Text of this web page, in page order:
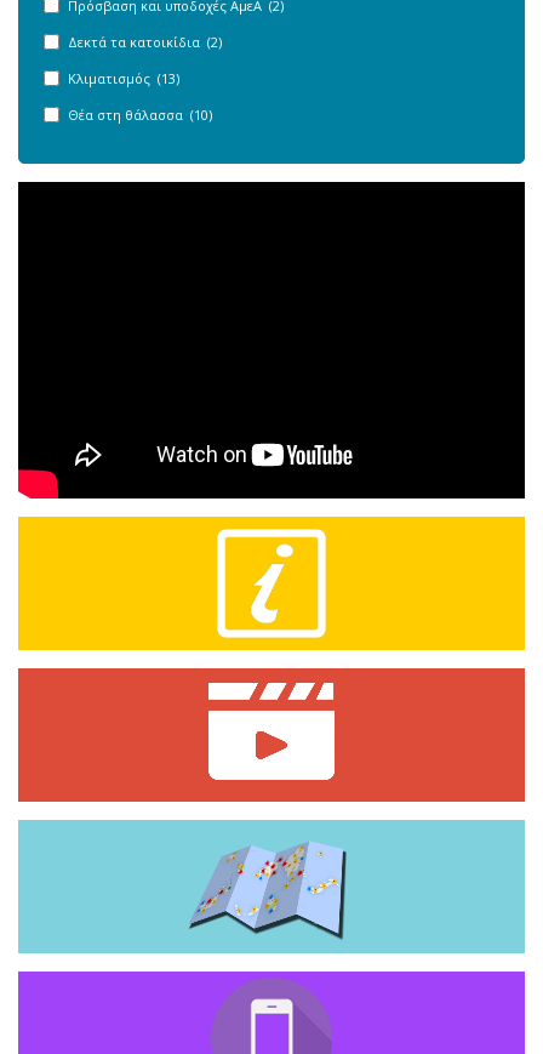
Πρόσβαση και υποδοχές ΑμεΑ (2)
Δεκτά τα κατοικίδια (2)
Κλιματισμός (13)
Θέα στη θάλασσα (10)